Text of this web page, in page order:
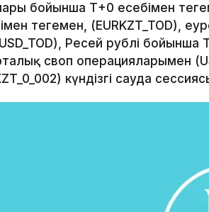
бойынша Т+0 есебімен
теңгемен, (EURKZT_TOD),
Ресей рублі бойынша
своп операцияларымен
күндізгі сауда